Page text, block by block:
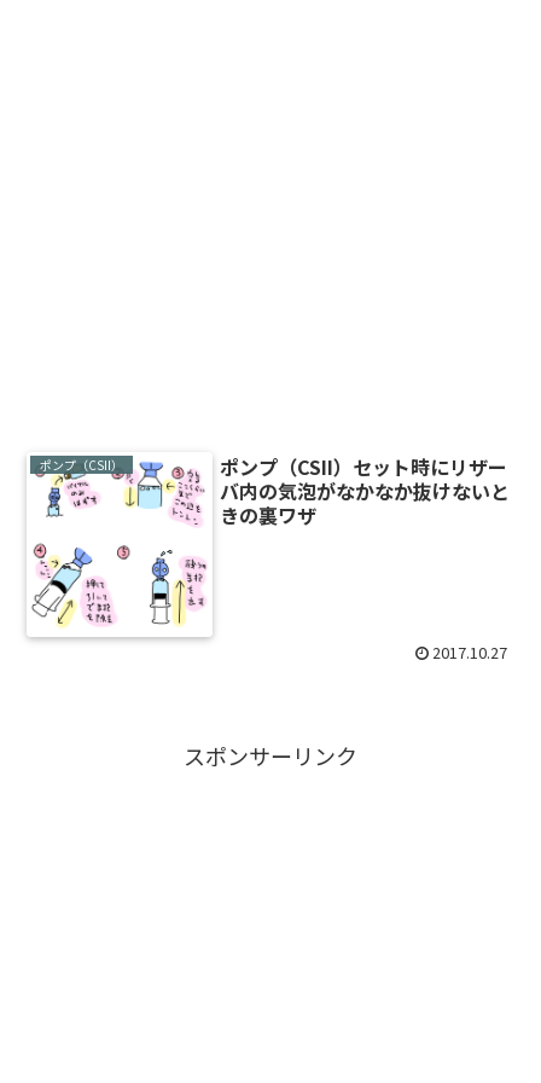
ポンプ（CSII）
ポンプ（CSII）セット時にリザー
バ内の気泡がなかなか抜けないと
きの裏ワザ
2017.10.27
スポンサーリンク